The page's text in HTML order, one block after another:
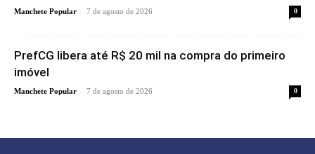
Manchete Popular - 7 de agosto de 2026 0
PrefCG libera até R$ 20 mil na compra do primeiro
imóvel
Manchete Popular - 7 de agosto de 2026 0